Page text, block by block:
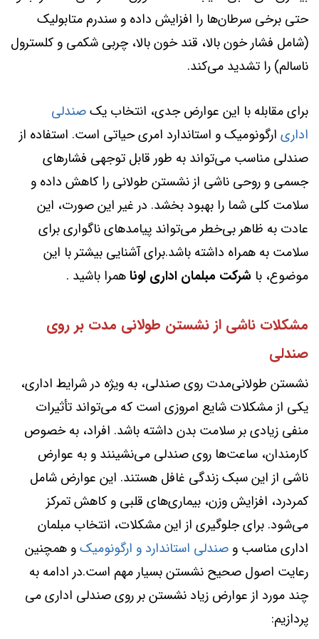
حتی برخی سرطان‌ها را افزایش داده و سندرم متابولیک
(شامل فشار خون بالا، قند خون بالا، چربی شکمی و کلسترول
ناسالم) را تشدید می‌کند.
برای مقابله با این عوارض جدی، انتخاب یکصندلی
اداری ارگونومیک و استاندارد امری حیاتی است. استفاده از
صندلی مناسب می‌تواند به طور قابل توجهی فشارهای
جسمی و روحی ناشی از نشستن طولانی را کاهش داده و
سلامت کلی شما را بهبود بخشد. در غیر این صورت، این
عادت به ظاهر بی‌خطر می‌تواند پیامدهای ناگواری برای
سلامت به همراه داشته باشد.برای آشنایی بیشتر با این
موضوع، با شرکت مبلمان اداری لوناهمرا باشید .
مشکلات ناشی از نشستن طولانی مدت بر روی
صندلی
نشستن طولانی‌مدت روی صندلی، به ویژه در شرایط اداری،
یکی از مشکلات شایع امروزی است که می‌تواند تأثیرات
منفی زیادی بر سلامت بدن داشته باشد. افراد، به خصوص
کارمندان، ساعت‌ها روی صندلی می‌نشینند و به عوارض
ناشی از این سبک زندگی غافل هستند. این عوارض شامل
کمردرد، افزایش وزن، بیماری‌های قلبی و کاهش تمرکز
می‌شود. برای جلوگیری از این مشکلات، انتخاب مبلمان
اداری مناسب و صندلی استاندارد و ارگونومیکو همچنین
رعایت اصول صحیح نشستن بسیار مهم است.در ادامه به
چند مورد از عوارض زیاد نشستن بر روی صندلی اداری می
پردازیم: